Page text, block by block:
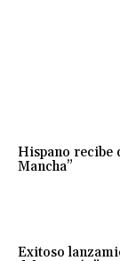
Hispano recibe
Mancha”
Exitoso